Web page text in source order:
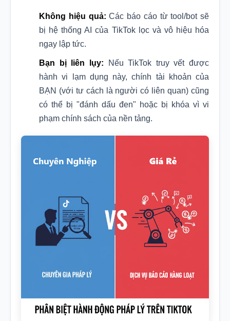
Không hiệu quả: Các báo cáo từ tool/bot sẽ
bị hệ thống AI của TikTok lọc và vô hiệu hóa
ngay lập tức.
Bạn bị liên lụy: Nếu TikTok truy vết được
hành vi lạm dụng này, chính tài khoản của
BẠN (với tư cách là người có liên quan) cũng
có thể bị "đánh dấu đen" hoặc bị khóa vì vi
phạm chính sách của nền tảng.